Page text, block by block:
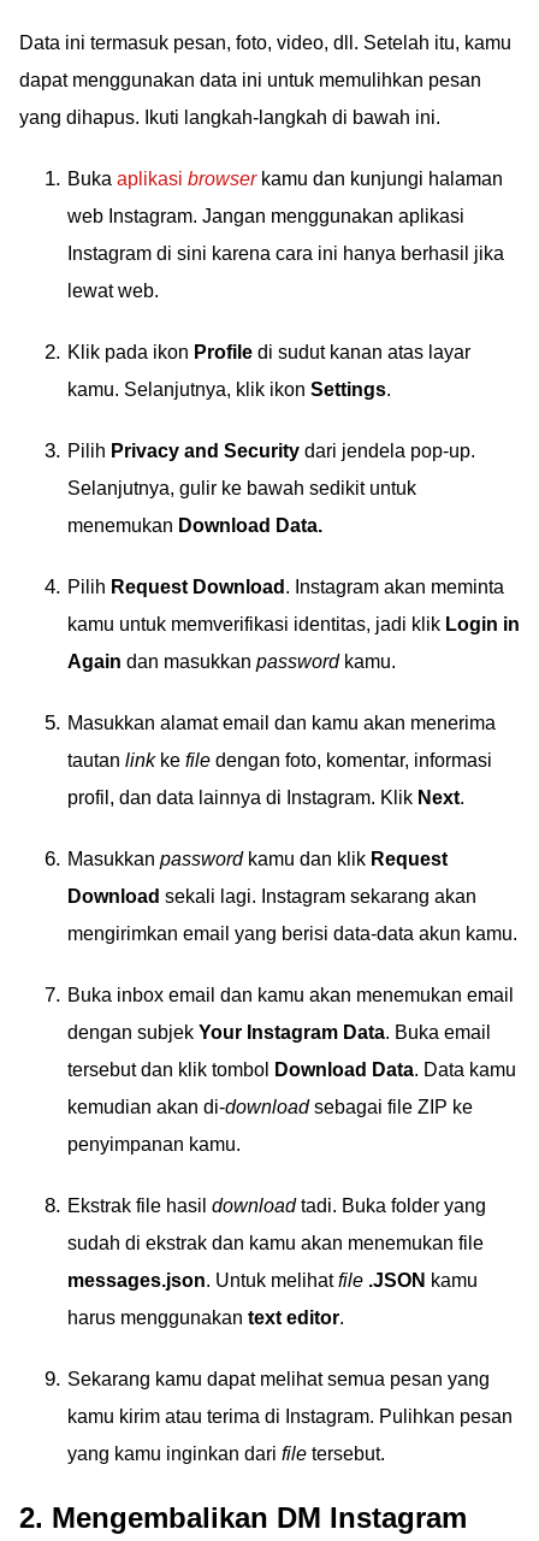
Data ini termasuk pesan, foto, video, dll. Setelah itu, kamu
dapat menggunakan data ini untuk memulihkan pesan
yang dihapus. Ikuti langkah-langkah di bawah ini.
Buka aplikasi browserkamu dan kunjungi halaman
web Instagram. Jangan menggunakan aplikasi
Instagram di sini karena cara ini hanya berhasil jika
lewat web.
Klik pada ikon Profile di sudut kanan atas layar
kamu. Selanjutnya, klik ikon Settings.
Pilih Privacy and Security dari jendela pop-up.
Selanjutnya, gulir ke bawah sedikit untuk
menemukan Download Data.
Pilih Request Download . Instagram akan meminta
kamu untuk memverifikasi identitas, jadi klik Login in
Again dan masukkan passwordkamu.
Masukkan alamat email dan kamu akan menerima
tautan linkke file dengan foto, komentar, informasi
profil, dan data lainnya di Instagram. Klik Next.
Masukkan passwordkamu dan klik Request
Download sekali lagi. Instagram sekarang akan
mengirimkan email yang berisi data-data akun kamu.
Buka inbox email dan kamu akan menemukan email
dengan subjek Your Instagram Data. Buka email
tersebut dan klik tombol
Download Data. Data kamu
kemudian akan di-downloadsebagai file ZIP ke
penyimpanan kamu.
Ekstrak file hasil downloadtadi. Buka folder yang
sudah di ekstrak dan kamu akan menemukan file
messages.json. Untuk melihatfile .JSON kamu
harus menggunakan text editor.
Sekarang kamu dapat melihat semua pesan yang
kamu kirim atau terima di Instagram. Pulihkan pesan
yang kamu inginkan dari file tersebut.
2. Mengembalikan DM Instagram